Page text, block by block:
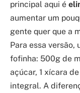
principal aqui é
aumentar um
gente quer que a
Para essa versão,
fofinha: 500g de
açúcar, 1 xícara
integral. A